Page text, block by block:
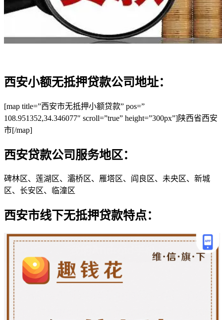
西安小额无抵押贷款公司地址：
[map title=”西安市无抵押小额贷款” pos=”
108.951352,34.346077″ scroll=”true” height=”300px”]陕西省西安
市[/map]
西安贷款公司服务地区：
碑林区、莲湖区、灞桥区、雁塔区、阎良区、未央区、新城
区、长安区、临潼区
西安市线下无抵押贷款特点：